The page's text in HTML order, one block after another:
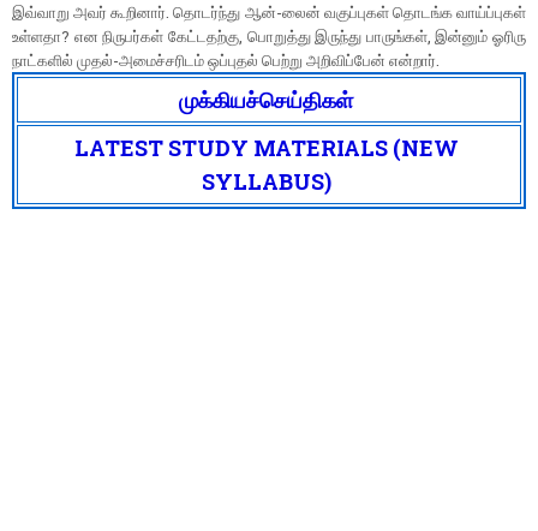
இவ்வாறு அவர் கூறினார். தொடர்ந்து ஆன்-லைன் வகுப்புகள் தொடங்க வாய்ப்புகள்
உள்ளதா? என நிருபர்கள் கேட்டதற்கு, பொறுத்து இருந்து பாருங்கள், இன்னும் ஓரிரு
நாட்களில் முதல்-அமைச்சரிடம் ஒப்புதல் பெற்று அறிவிப்பேன் என்றார்.
முக்கியச்செய்திகள்
LATEST STUDY MATERIALS (NEW
SYLLABUS)